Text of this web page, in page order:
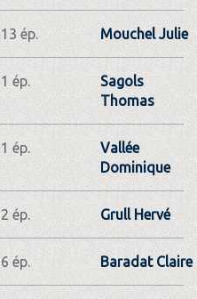
13 ép. Mouchel Julie
1 ép.
Sagols
Thomas
1 ép.
Vallée
Dominique
2 ép. Grull Hervé
6 ép. Baradat Claire